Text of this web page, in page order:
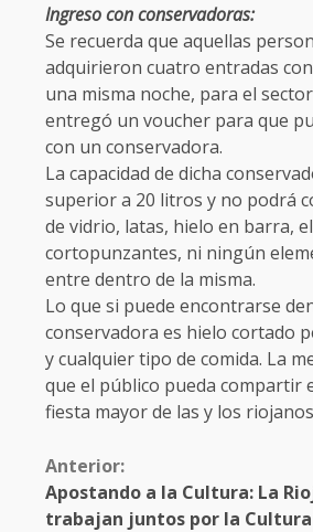
Ingreso con conservadoras:
Se recuerda que aquellas
adquirieron cuatro entradas
una misma noche, para el
entregó un voucher para que
con un conservadora.
La capacidad de dicha
superior a 20 litros y no podrá
de vidrio, latas, hielo en barra,
cortopunzantes, ni ningún
entre dentro de la misma.
Lo que si puede encontrarse
conservadora es hielo cortado
y cualquier tipo de comida. La
que el público pueda compartir
fiesta mayor de las y los
Anterior:
Apostando a la Cultura: La
trabajan juntos por la